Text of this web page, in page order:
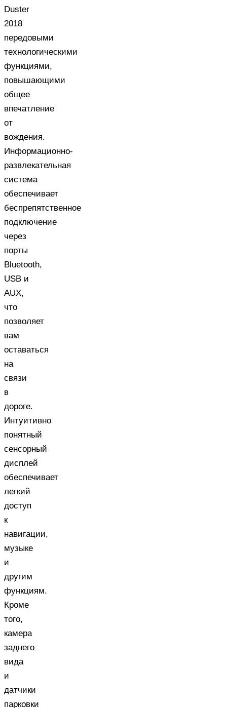
Duster
2018
передовыми
технологическими
функциями,
повышающими
общее
впечатление
от
вождения.
Информационно-
развлекательная
система
обеспечивает
беспрепятственное
подключение
через
порты
Bluetooth,
USB и
AUX,
что
позволяет
вам
оставаться
на
связи
в
дороге.
Интуитивно
понятный
сенсорный
дисплей
обеспечивает
легкий
доступ
к
навигации,
музыке
и
другим
функциям.
Кроме
того,
камера
заднего
вида
и
датчики
парковки